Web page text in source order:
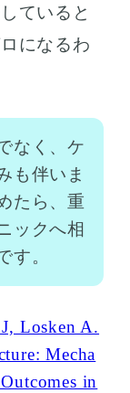
ていると
になるわ
なく、ケ
も伴いま
たら、重
ックへ相
す。
Losken A.
Mecha
in